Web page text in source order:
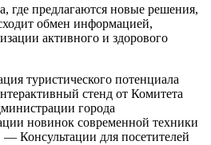
где предлагаются новые решения,
обмен информацией,
активного и здорового
туристического потенциала
стенд от Комитета
города
новинок современной техники
Консультации для посетителей